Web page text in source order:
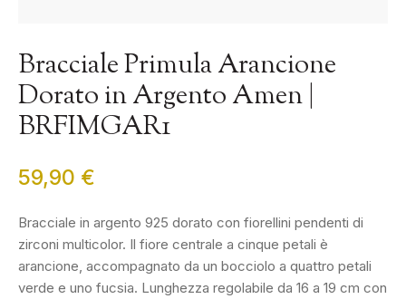
Bracciale Primula Arancione
Dorato in Argento Amen |
BRFIMGAR1
59,90 €
Bracciale in argento 925 dorato con fiorellini pendenti di
zirconi multicolor. Il fiore centrale a cinque petali è
arancione, accompagnato da un bocciolo a quattro petali
verde e uno fucsia. Lunghezza regolabile da 16 a 19 cm con